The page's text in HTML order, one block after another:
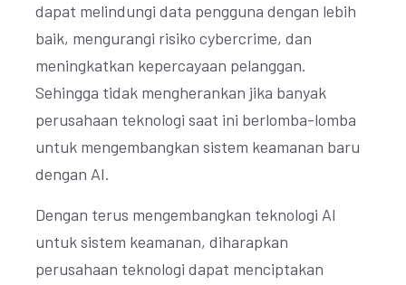
dapat melindungi data pengguna dengan lebih
baik, mengurangi risiko cybercrime, dan
meningkatkan kepercayaan pelanggan.
Sehingga tidak mengherankan jika banyak
perusahaan teknologi saat ini berlomba-lomba
untuk mengembangkan sistem keamanan baru
dengan AI.
Dengan terus mengembangkan teknologi AI
untuk sistem keamanan, diharapkan
perusahaan teknologi dapat menciptakan